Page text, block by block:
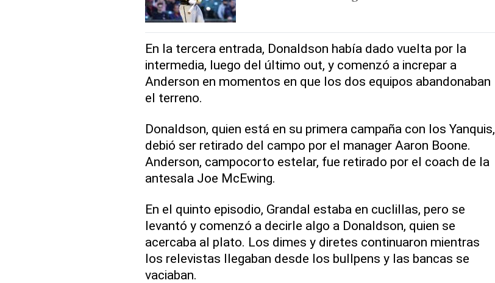
En la tercera entrada, Donaldson había dado vuelta por la
intermedia, luego del último out, y comenzó a increpar a
Anderson en momentos en que los dos equipos abandonaban
el terreno.
Donaldson, quien está en su primera campaña con los Yanquis,
debió ser retirado del campo por el manager Aaron Boone.
Anderson, campocorto estelar, fue retirado por el coach de la
antesala Joe McEwing.
En el quinto episodio, Grandal estaba en cuclillas, pero se
levantó y comenzó a decirle algo a Donaldson, quien se
acercaba al plato. Los dimes y diretes continuaron mientras
los relevistas llegaban desde los bullpens y las bancas se
vaciaban.